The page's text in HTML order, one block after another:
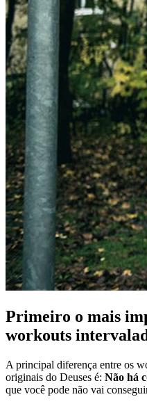
Primeiro o mais
workouts
A principal diferença entre os
originais do Deuses é: Não há
que você pode não vai